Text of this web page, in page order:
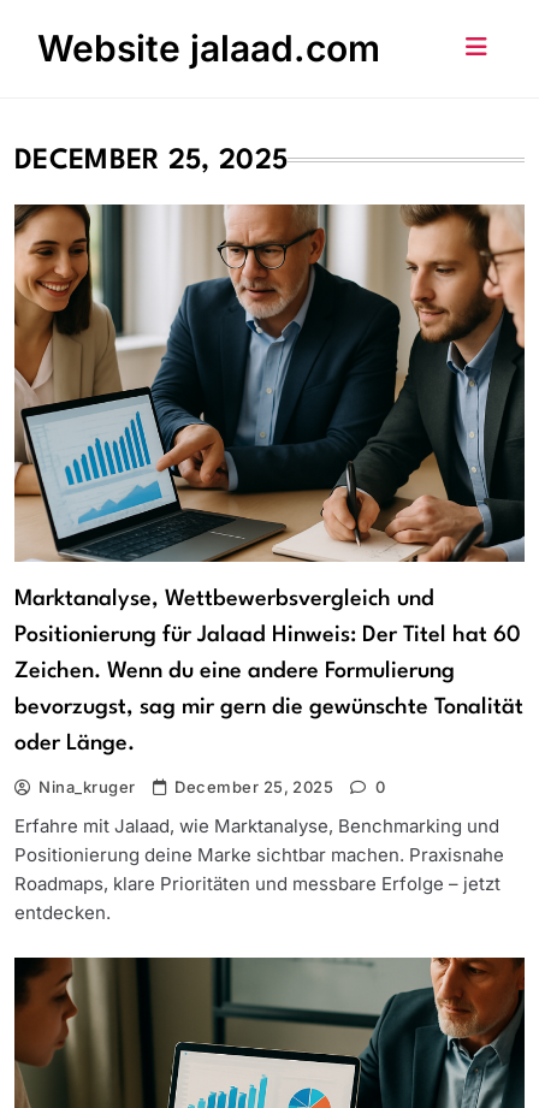
Website jalaad.com
DECEMBER 25, 2025
Marktanalyse, Wettbewerbsvergleich und
Positionierung für Jalaad Hinweis: Der Titel hat 60
Zeichen. Wenn du eine andere Formulierung
bevorzugst, sag mir gern die gewünschte Tonalität
oder Länge.
Nina_kruger December 25, 2025 0
Erfahre mit Jalaad, wie Marktanalyse, Benchmarking und
Positionierung deine Marke sichtbar machen. Praxisnahe
Roadmaps, klare Prioritäten und messbare Erfolge – jetzt
entdecken.